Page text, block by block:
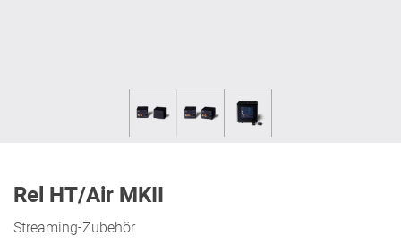
Rel HT/Air MKII
Streaming-Zubehör